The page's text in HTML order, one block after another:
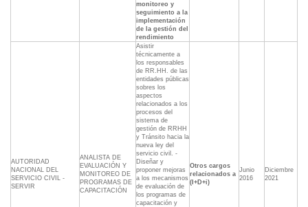
monitoreo y
seguimiento a la
implementación
de la gestión del
rendimiento
AUTORIDAD
NACIONAL DEL
SERVICIO CIVIL -
SERVIR
ANALISTA DE
EVALUACIÓN Y
MONITOREO DE
PROGRAMAS DE
CAPACITACIÓN
Asistir
técnicamente a
los responsables
de RR.HH. de las
entidades públicas
sobres los
aspectos
relacionados a los
procesos del
sistema de
gestión de RRHH
y Tránsito hacia la
nueva ley del
servicio civil. -
Diseñar y
proponer mejoras
a los mecanismos
de evaluación de
los programas de
capacitación y
Otros cargos
relacionados a
(I+D+i)
Junio
2016
Diciembre
2021